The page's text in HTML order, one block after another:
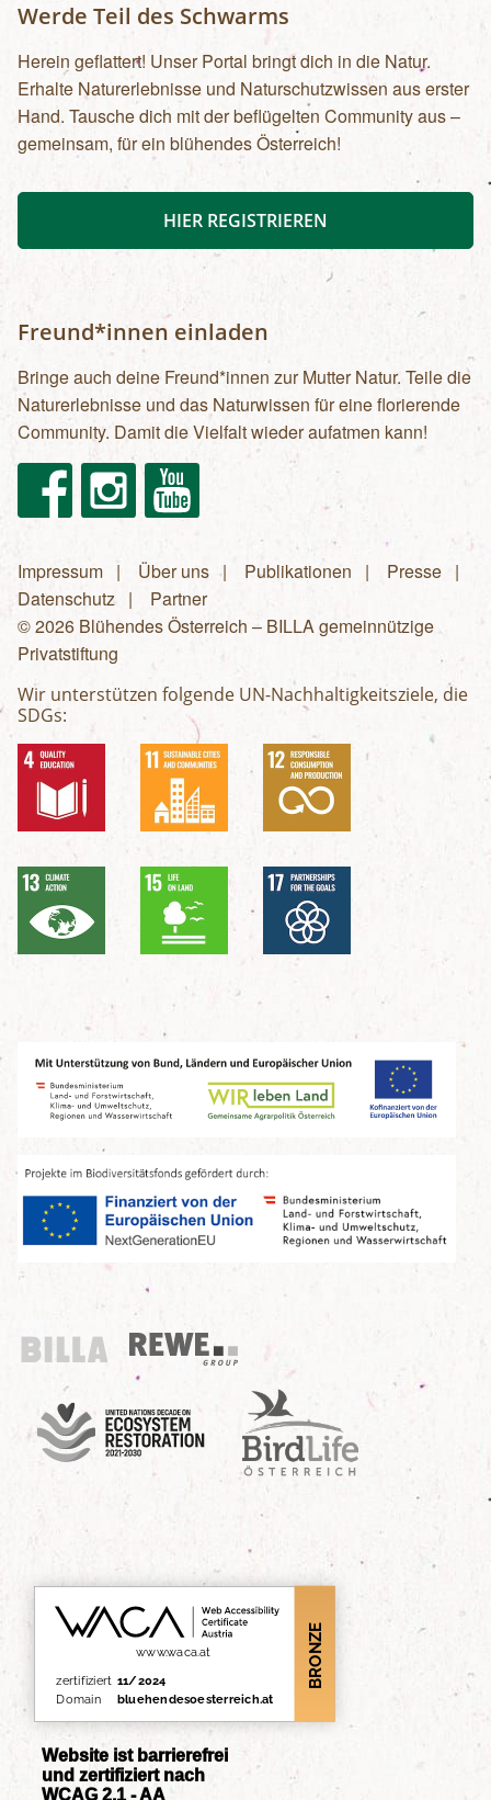
Werde Teil des Schwarms
Herein geflattert! Unser Portal bringt dich in die Natur.
Erhalte Naturerlebnisse und Naturschutzwissen aus erster
Hand. Tausche dich mit der beflügelten Community aus –
gemeinsam, für ein blühendes Österreich!
HIER REGISTRIEREN
Freund*innen einladen
Bringe auch deine Freund*innen zur Mutter Natur. Teile die
Naturerlebnisse und das Naturwissen für eine florierende
Community. Damit die Vielfalt wieder aufatmen kann!
FacebookInstagram Youtube
Fußzeilenmenü
Impressum Über uns Publikationen
Presse
Datenschutz
Partner
© 2026 Blühendes Österreich – BILLA gemeinnützige
Privatstiftung
Wir unterstützen folgende UN-Nachhaltigkeitsziele, die
SDGs:
Billa
REWE Group
UN Decade
Birdlife